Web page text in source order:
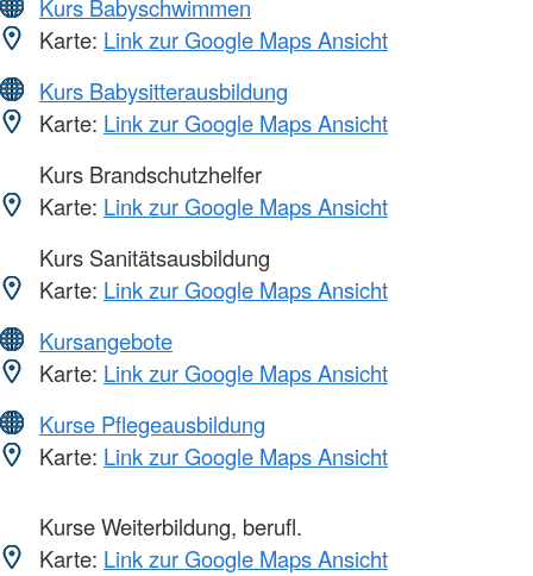
Kurs Babyschwimmen
Karte: Link zur Google Maps Ansicht
Kurs Babysitterausbildung
Karte: Link zur Google Maps Ansicht
Kurs Brandschutzhelfer
Karte: Link zur Google Maps Ansicht
Kurs Sanitätsausbildung
Karte: Link zur Google Maps Ansicht
Kursangebote
Karte: Link zur Google Maps Ansicht
Kurse Pflegeausbildung
Karte: Link zur Google Maps Ansicht
Kurse Weiterbildung, berufl.
Karte: Link zur Google Maps Ansicht